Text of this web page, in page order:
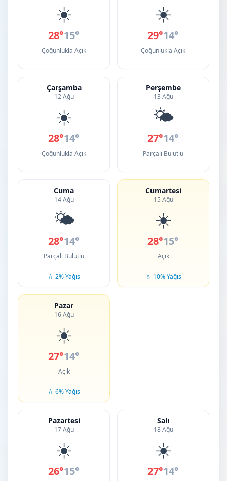
☀️
28°15°
Çoğunlukla Açık
☀️
29°14°
Çoğunlukla Açık
Çarşamba
12 Ağu
☀️
28°14°
Çoğunlukla Açık
Perşembe
13 Ağu
🌤️
27°14°
Parçalı Bulutlu
Cuma
14 Ağu
🌤️
28°14°
Parçalı Bulutlu
💧 2% Yağış
Cumartesi
15 Ağu
☀️
28°15°
Açık
💧 10% Yağış
Pazar
16 Ağu
☀️
27°14°
Açık
💧 6% Yağış
Pazartesi
17 Ağu
☀️
26°15°
Salı
18 Ağu
☀️
27°14°